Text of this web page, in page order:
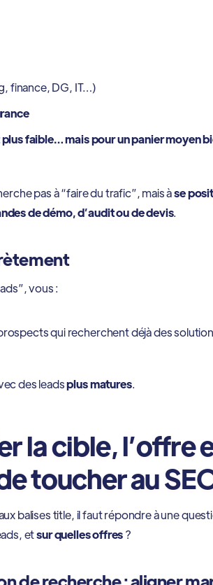
finance, DG, IT…)
faible… mais pour un panier moyen
pas à “faire du trafic”, mais àse
de démo, d’audit ou de devis.
vous :
qui recherchent déjà des
des leadsplus matures.
la cible, l’offre
toucher au
balises title, il faut répondre à une
etsur quelles offres?
de recherche : aligner